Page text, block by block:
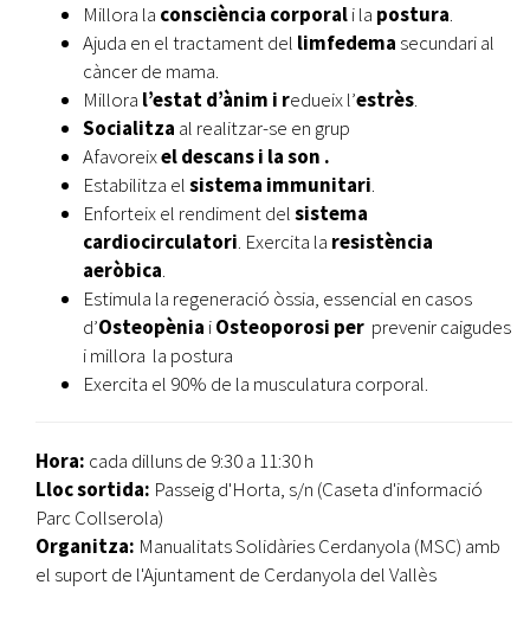
Millora la consciència corporali la postura.
Ajuda en el tractament del limfedemasecundari al
càncer de mama.
Millora l’estat d’ànim i redueix l’estrès.
Socialitza al realitzar-se en grup
Afavoreixel descans i la son .
Estabilitza elsistema immunitari.
Enforteix el rendiment delsistema
cardiocirculatori. Exercita la resistència
aeròbica.
Estimula la regeneració òssia, essencial en casos
d’Osteopènia iOsteoporosi per prevenir caigudes
i millora la postura
Exercita el 90% de la musculatura corporal.
Hora: cada dilluns de 9:30 a 11:30 h
Lloc sortida: Passeig d'Horta, s/n (Caseta d'informació
Parc Collserola)
Organitza: Manualitats Solidàries Cerdanyola (MSC) amb
el suport de l'Ajuntament de Cerdanyola del Vallès